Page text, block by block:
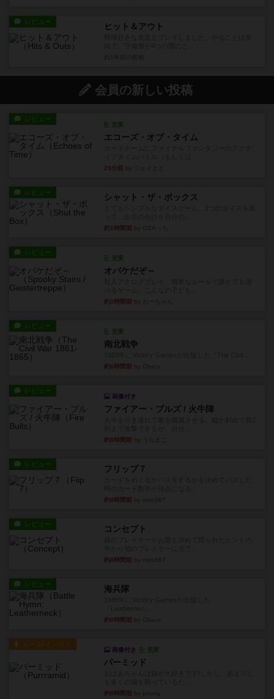
レビュー ヒット＆アウト
会員の新しい投稿
レビュー
充実
エコーズ・オブ・タイム
25分前
レビュー シャット・ザ・ボックス
約1時間前
レビュー
充実
オバケだぞ～
約2時間前
レビュー
充実
南北戦争
約6時間前
レビュー
画像付き
ファイアー・ブルズ / 火牛陣
約8時間前
レビュー フリップ７
約8時間前
レビュー コンセプト
約8時間前
レビュー 海兵隊
約8時間前
ルール/インスト
画像付き 充実
パーミッド
約8時間前